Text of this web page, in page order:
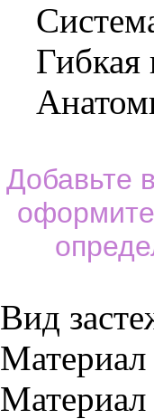
Гибкая
Добавьте
Вид
Материал
Материал